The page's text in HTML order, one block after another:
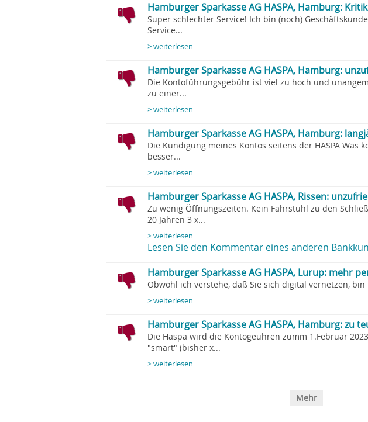
Hamburger Sparkasse AG HASPA, Hamburg:
Super schlechter Service! Ich bin (noch)
Service...
> weiterlesen
Hamburger Sparkasse AG HASPA, Hamburg:
Die Kontoführungsgebühr ist viel zu hoch und
zu einer...
> weiterlesen
Hamburger Sparkasse AG HASPA, Hamburg:
Die Kündigung meines Kontos seitens der HASPA Was
besser...
> weiterlesen
Hamburger Sparkasse AG HASPA, Rissen:
Zu wenig Öffnungszeiten. Kein Fahrstuhl zu den
20 Jahren 3 x...
> weiterlesen
Lesen Sie den Kommentar eines anderen
Hamburger Sparkasse AG HASPA, Lurup: mehr
Obwohl ich verstehe, daß Sie sich digital vernetzen, bin
> weiterlesen
Hamburger Sparkasse AG HASPA, Hamburg: zu
Die Haspa wird die Kontogeühren zumm 1.Februar
"smart" (bisher x...
> weiterlesen
Mehr